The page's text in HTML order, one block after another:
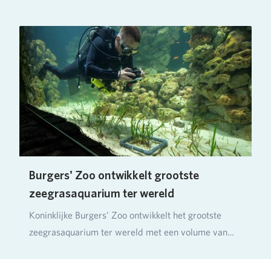
Burgers' Zoo ontwikkelt grootste
zeegrasaquarium ter wereld
Koninklijke Burgers’ Zoo ontwikkelt het grootste
zeegrasaquarium ter wereld met een volume van